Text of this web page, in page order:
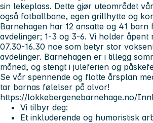
sin lekeplass. Dette gjør uteområdet
også fotballbane, egen grillhytte og
Barnehagen har 12 ansatte og 41 barn
avdelinger; 1-3 og 3-6. Vi holder åpent
07.30-16.30 noe som betyr stor
avdelinger. Barnehagen er i tillegg
måned, og stengt i juleferien og
Se vår spennende og flotte årsplan
tar barnas følelser på alvor!
https://lokkebergenebarnehage.no/
Vi tilbyr deg:
Et inkluderende og humoristisk